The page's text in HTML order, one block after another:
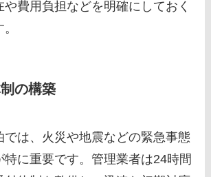
や費用負担などを明確にしておく
の構築
では、火災や地震などの緊急事態
特に重要です。管理業者は24時間